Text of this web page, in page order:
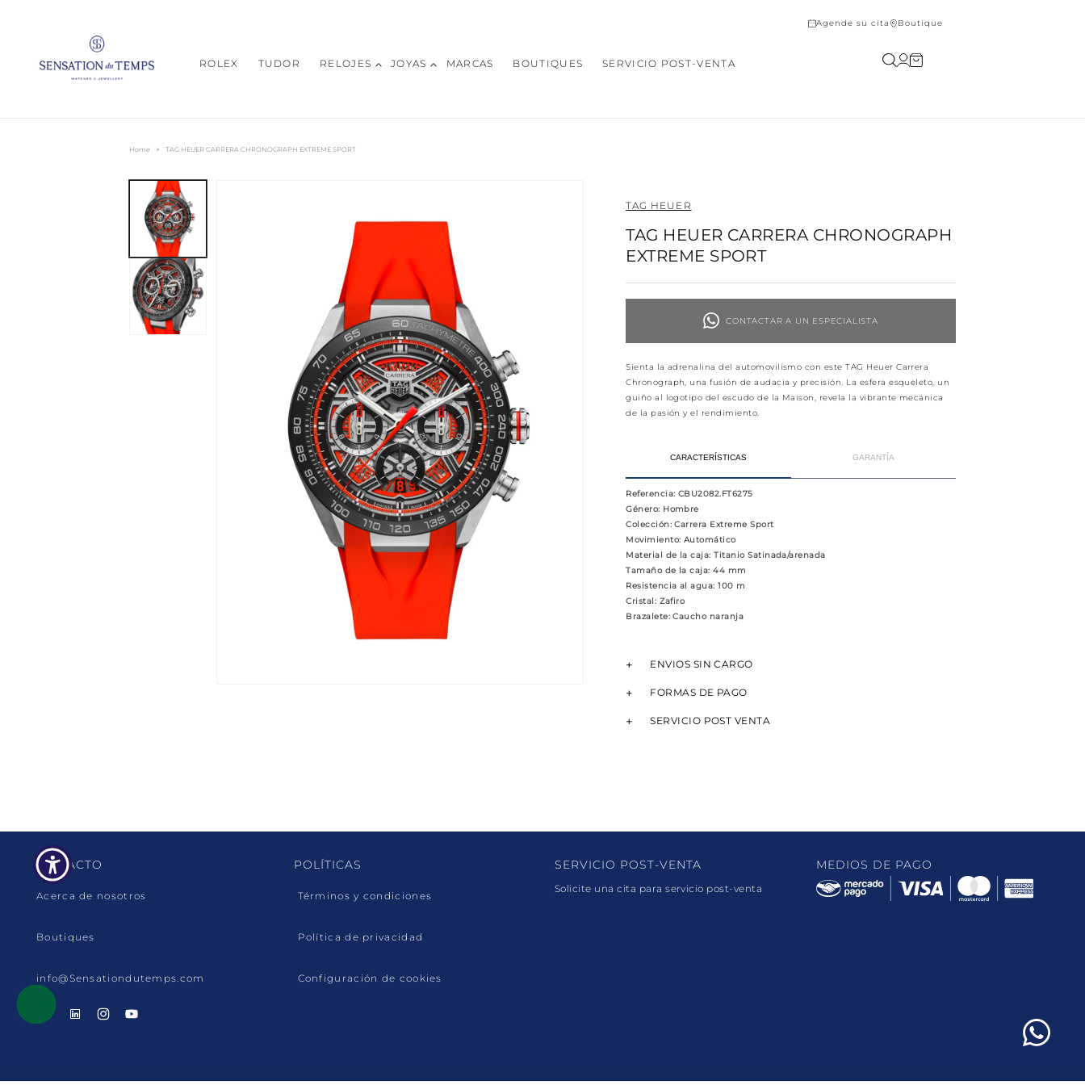
ROLEX TUDOR RELOJES JOYAS MARCAS BOUTIQUES SERVICIO POST-VENTA
Agende su cita Boutique
sesión
Carrito
Home > TAG HEUER CARRERA CHRONOGRAPH EXTREME SPORT
TAG HEUER
TAG HEUER CARRERA CHRONOGRAPH
EXTREME SPORT
CONTACTAR A UN ESPECIALISTA
Sienta la adrenalina del automovilismo con este TAG Heuer Carrera
Chronograph, una fusión de audacia y precisión. La esfera esqueleto, un
guiño al logotipo del escudo de la Maison, revela la vibrante mecánica
de la pasión y el rendimiento.
CARACTERÍSTICAS GARANTÍA
Referencia: CBU2082.FT6275
Género: Hombre
Colección: Carrera Extreme Sport
Movimiento: Automático
Material de la caja: Titanio Satinada/arenada
Tamaño de la caja: 44 mm
Resistencia al agua: 100 m
Cristal: Zafiro
Brazalete: Caucho naranja
ENVIOS SIN CARGO
FORMAS DE PAGO
SERVICIO POST VENTA
CONTACTO
Acerca de nosotros
Boutiques
info@Sensationdutemps.com
FacebookLinkedinInstagramYouTube
POLÍTICAS
Términos y condiciones
Política de privacidad
Configuración de cookies
SERVICIO POST-VENTA
Solicite una cita para servicio post-venta
MEDIOS DE PAGO